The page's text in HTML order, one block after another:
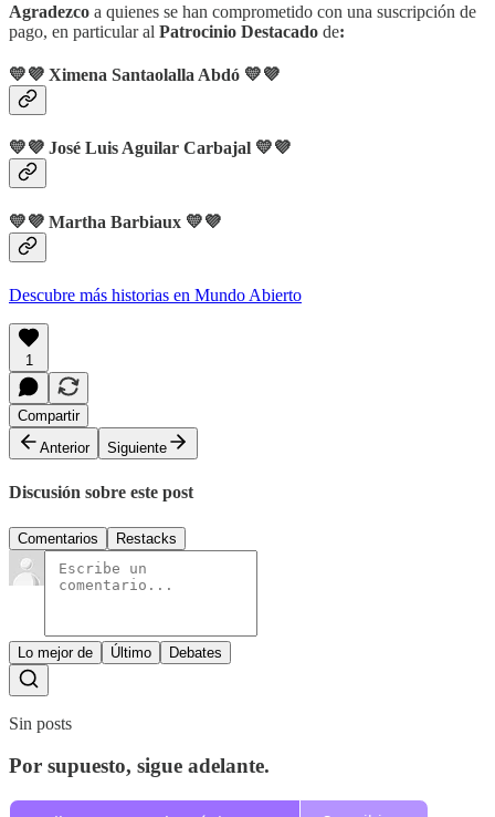
Agradezco a quienes se han comprometido con una suscripción de
pago, en particular al Patrocinio Destacado de:
💛💜 Ximena Santaolalla Abdó 💛💜
💛💜 José Luis Aguilar Carbajal 💛💜
💛💜 Martha Barbiaux 💛💜
Descubre más historias en Mundo Abierto
1
Compartir
Anterior
Siguiente
Discusión sobre este post
Comentarios Restacks
Lo mejor de Último Debates
Sin posts
Por supuesto, sigue adelante.